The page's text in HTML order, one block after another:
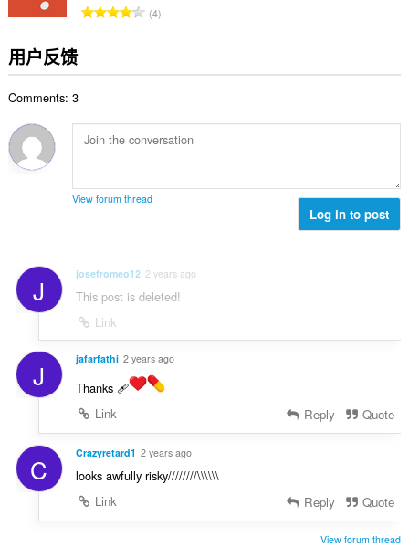
：
总
4
用户反馈
Comments: 3
View forum thread
Log in to post
J josefromeo12 2 years ago
This post is deleted!
Link
J jafarfathi 2 years ago
Thanks 🩹
Link
Reply Quote
C Crazyretard1 2 years ago
looks awfully risky////////\\\\\\
Link
Reply Quote
View forum thread